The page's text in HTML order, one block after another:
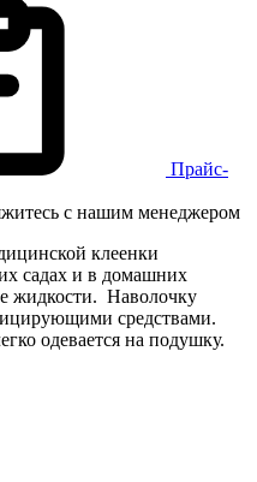
Прайс-
с нашим менеджером
клеенки
садах и в домашних
жидкости. Наволочку
средствами.
одевается на подушку.